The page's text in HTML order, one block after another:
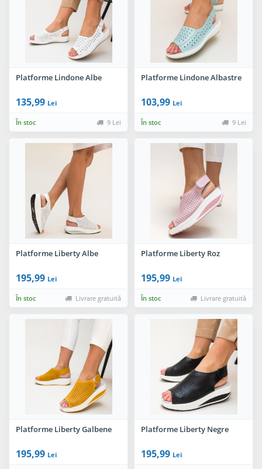
Platforme Lindone Albe
135,99 Lei
În stoc 9 Lei
Platforme Lindone Albastre
103,99 Lei
În stoc 9 Lei
Platforme Liberty Albe
195,99 Lei
În stoc Livrare gratuită
Platforme Liberty Roz
195,99 Lei
În stoc Livrare gratuită
Platforme Liberty Galbene
195,99 Lei
Platforme Liberty Negre
195,99 Lei